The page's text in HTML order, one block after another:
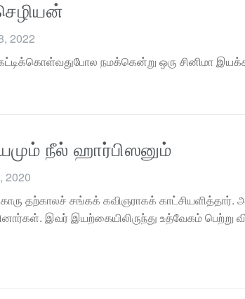
2022
நமக்கென்று ஒரு சினிமா
நீல் ஹார்பிஸனும்
2020
தற்காலச் சங்கக் கவிஞராகக் காட்சியளித்தார்.
இவர் இயற்கையிலிருந்து உத்வேகம் பெற்று